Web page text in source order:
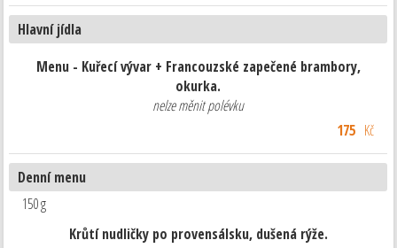
Hlavní jídla
Menu - Kuřecí vývar + Francouzské zapečené brambory,
okurka.
nelze měnit polévku
175 Kč
Denní menu
150 g
Krůtí nudličky po provensálsku, dušená rýže.